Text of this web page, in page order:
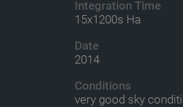
Integration Time
15x1200s Ha
Date
2014
Conditions
very good sky